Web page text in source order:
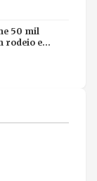
50 mil
rodeio e